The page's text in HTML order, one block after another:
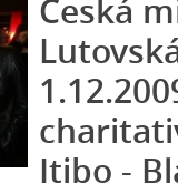
Česká
Itibo -